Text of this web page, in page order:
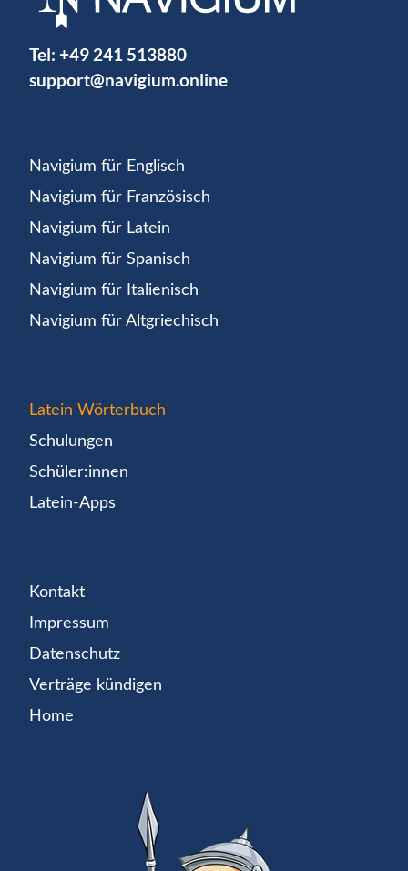
Tel: +49 241 513880
support@navigium.online
Navigium für Englisch
Navigium für Französisch
Navigium für Latein
Navigium für Spanisch
Navigium für Italienisch
Navigium für Altgriechisch
Latein Wörterbuch
Schulungen
Schüler:innen
Latein-Apps
Kontakt
Impressum
Datenschutz
Verträge kündigen
Home